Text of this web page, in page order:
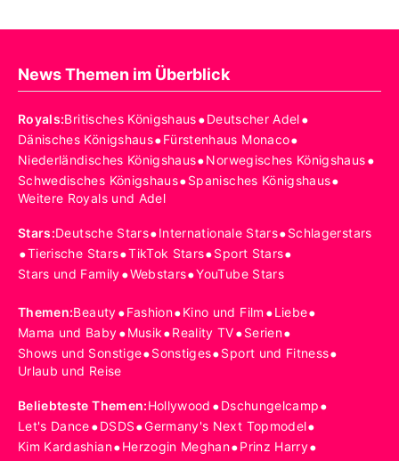
News Themen im Überblick
Royals:Britisches Königshaus•Deutscher Adel•
Dänisches Königshaus•Fürstenhaus Monaco•
Niederländisches Königshaus•Norwegisches Königshaus•
Schwedisches Königshaus•Spanisches Königshaus•
Weitere Royals und Adel
Stars:Deutsche Stars•Internationale Stars•Schlagerstars
•Tierische Stars•TikTok Stars•Sport Stars•
Stars und Family•Webstars•YouTube Stars
Themen:Beauty•Fashion•Kino und Film •Liebe•
Mama und Baby•Musik•Reality TV•Serien•
Shows und Sonstige•Sonstiges•Sport und Fitness•
Urlaub und Reise
Beliebteste Themen:Hollywood •Dschungelcamp•
Let's Dance•DSDS•Germany's Next Topmodel•
Kim Kardashian•Herzogin Meghan•Prinz Harry•